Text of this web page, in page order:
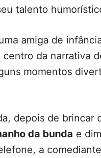
talento
amiga de
da narrativa
momentos
depois de brincar
da bunda e
a